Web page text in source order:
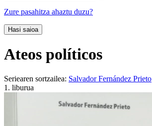
Zure pasahitza ahaztu duzu?
Hasi saioa
Ateos políticos
Seriearen sortzailea: Salvador Fernández Prieto
1. liburua